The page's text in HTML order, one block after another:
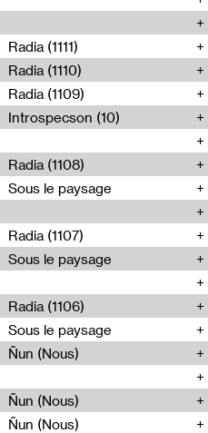
Radia (1111)
Radia (1110)
Radia (1109)
Introspecson (10)
Radia (1108)
Sous le paysage
Radia (1107)
Sous le paysage
Radia (1106)
Sous le paysage
Ñun (Nous)
Ñun (Nous)
Ñun (Nous)